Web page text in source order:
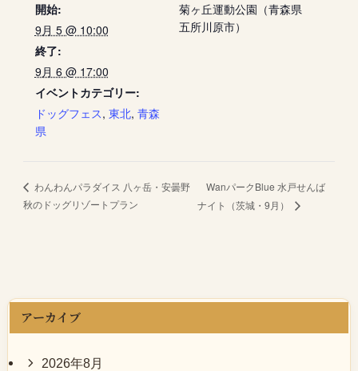
開始:
9月 5 @ 10:00
終了:
9月 6 @ 17:00
イベントカテゴリー:
ドッグフェス, 東北, 青森
県
菊ヶ丘運動公園（青森県
五所川原市）
わんわんパラダイス 八ヶ岳・安曇野
秋のドッグリゾートプラン
WanパークBlue 水戸せんば
ナイト（茨城・9月）
アーカイブ
2026年8月